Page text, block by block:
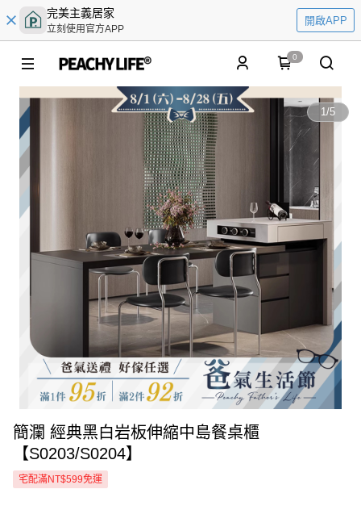
完美主義居家
立刻使用官方APP
開啟APP
0
1/5
簡瀾 經典黑白岩板伸縮中島餐桌櫃
【S0203/S0204】
宅配滿NT$599免運